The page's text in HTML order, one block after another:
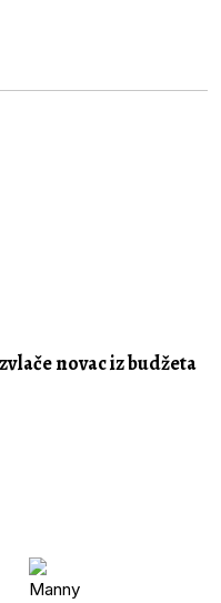
novac iz budžeta